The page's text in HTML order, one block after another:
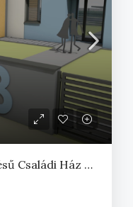
Zöldliget 6 – B Ház | Újépítésű Családi Ház Eladó Alsónémediben